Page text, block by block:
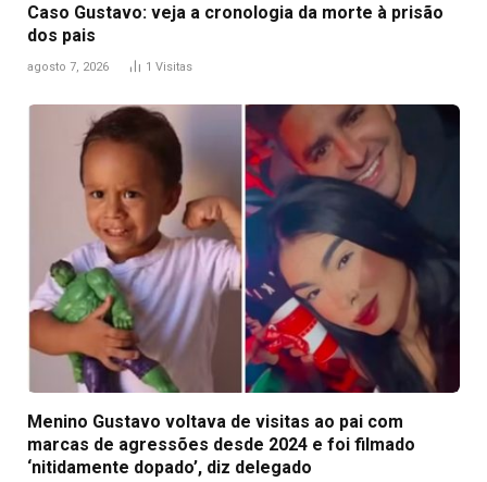
Caso Gustavo: veja a cronologia da morte à prisão
dos pais
agosto 7, 2026 1 Visitas
Menino Gustavo voltava de visitas ao pai com
marcas de agressões desde 2024 e foi filmado
‘nitidamente dopado’, diz delegado